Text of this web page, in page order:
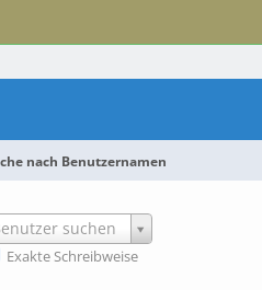
nach Benutzernamen
suchen
Exakte Schreibweise